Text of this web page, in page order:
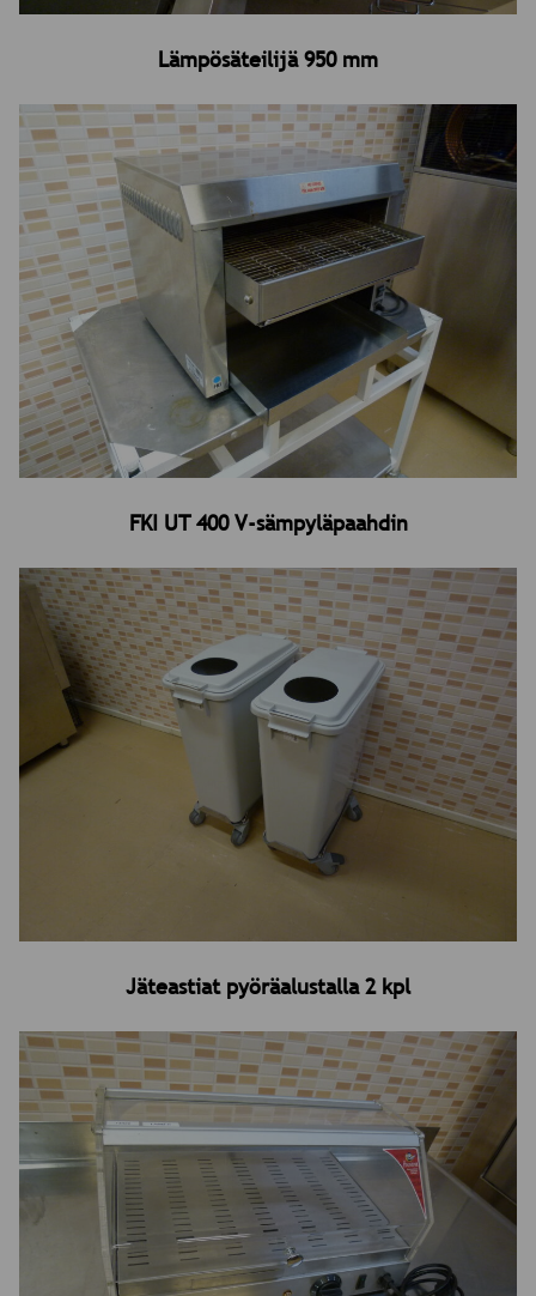
Lämpösäteilijä 950 mm
FKI UT 400 V-sämpyläpaahdin
Jäteastiat pyöräalustalla 2 kpl